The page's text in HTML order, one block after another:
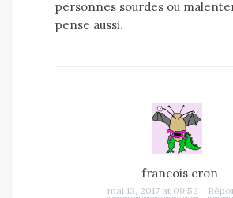
personnes sourdes ou
pense aussi.
francois cron
mai 13, 2017 at 09:52